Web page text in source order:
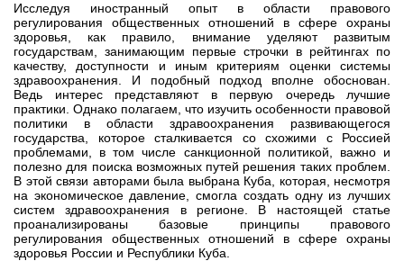
Исследуя иностранный опыт в области правового
регулирования общественных отношений в сфере охраны
здоровья, как правило, внимание уделяют развитым
государствам, занимающим первые строчки в рейтингах по
качеству, доступности и иным критериям оценки системы
здравоохранения. И подобный подход вполне обоснован.
Ведь интерес представляют в первую очередь лучшие
практики. Однако полагаем, что изучить особенности правовой
политики в области здравоохранения развивающегося
государства, которое сталкивается со схожими с Россией
проблемами, в том числе санкционной политикой, важно и
полезно для поиска возможных путей решения таких проблем.
В этой связи авторами была выбрана Куба, которая, несмотря
на экономическое давление, смогла создать одну из лучших
систем здравоохранения в регионе. В настоящей статье
проанализированы базовые принципы правового
регулирования общественных отношений в сфере охраны
здоровья России и Республики Куба.